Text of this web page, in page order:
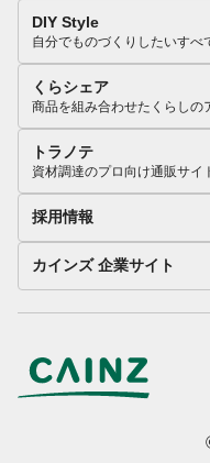
DIY Style
自分でものづくりしたいすべ
くらシェア
商品を組み合わせたくらしの
トラノテ
資材調達のプロ向け通販サイ
採用情報
カインズ 企業サイト